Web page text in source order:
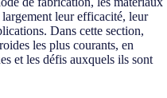
leur efficacité, leur
Dans cette section,
les plus courants, en
et les défis auxquels ils sont